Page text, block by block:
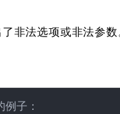
非法选项或非法参数
子：